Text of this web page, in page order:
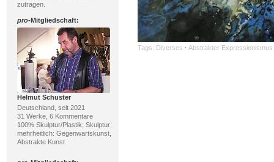
zutragen.
pro-Mitgliedschaft:
Helmut Schuster
Deutschland, seit 2021
31 Werke, 6 Kommentare
100% Skulptur/Plastik; Skulptur;
mehrheitlich: Gegenwartskunst,
Abstrakte Kunst
Tags: Diverses · Abstrakter Expressionismus